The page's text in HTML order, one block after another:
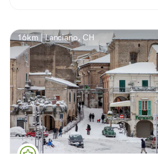
16km | Lanciano, CH